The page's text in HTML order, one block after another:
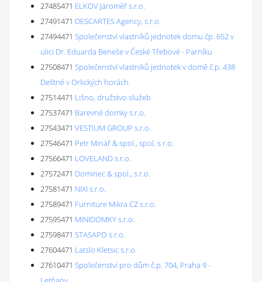
27485471 ELKOV Jaroměř s.r.o.
27491471 DESCARTES Agency, s.r.o.
27494471 Společenství vlastníků jednotek domu čp. 652 v
ulici Dr. Eduarda Beneše v České Třebové - Parníku
27508471 Společenství vlastníků jednotek v domě č.p. 438
Deštné v Orlických horách
27514471 Lišno, družstvo služeb
27537471 Barevné domky s.r.o.
27543471 VESTIUM GROUP s.r.o.
27546471 Petr Minář & spol., spol. s r.o.
27566471 LOVELAND s.r.o.
27572471 Dominec & spol., s.r.o.
27581471 NIXI s.r.o.
27589471 Furniture Mikra CZ s.r.o.
27595471 MINIDOMKY s.r.o.
27598471 STASAPO s.r.o.
27604471 Latslo Kletsic s.r.o.
27610471 Společenství pro dům č.p. 704, Praha 9 -